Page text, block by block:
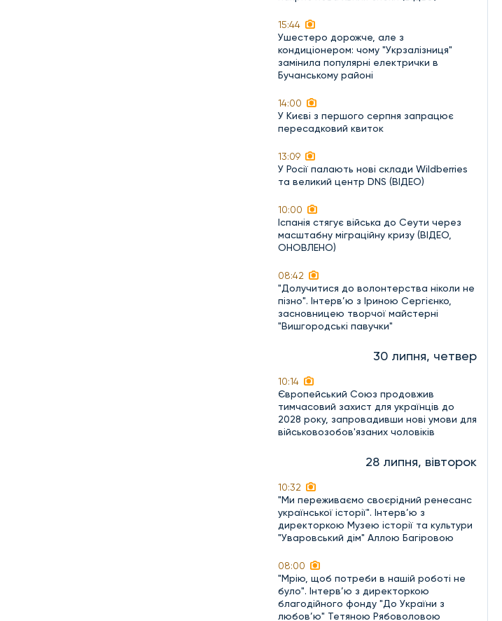
15:44
Ушестеро дорожче, але з
кондиціонером: чому "Укрзалізниця"
замінила популярні електрички в
Бучанському районі
14:00
У Києві з першого серпня запрацює
пересадковий квиток
13:09
У Росії палають нові склади Wildberries
та великий центр DNS (ВІДЕО)
10:00
Іспанія стягує війська до Сеути через
масштабну міграційну кризу (ВІДЕО,
ОНОВЛЕНО)
08:42
"Долучитися до волонтерства ніколи не
пізно". Інтерв’ю з Іриною Сергієнко,
засновницею творчої майстерні
"Вишгородські павучки"
30 липня, четвер
10:14
Європейський Союз продовжив
тимчасовий захист для українців до
2028 року, запровадивши нові умови для
військовозобов'язаних чоловіків
28 липня, вівторок
10:32
"Ми переживаємо своєрідний ренесанс
української історії". Інтерв’ю з
директоркою Музею історії та культури
"Уваровський дім" Аллою Багіровою
08:00
"Мрію, щоб потреби в нашій роботі не
було". Інтерв’ю з директоркою
благодійного фонду "До України з
любов’ю" Тетяною Рябоволовою